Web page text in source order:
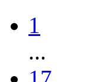
1
...